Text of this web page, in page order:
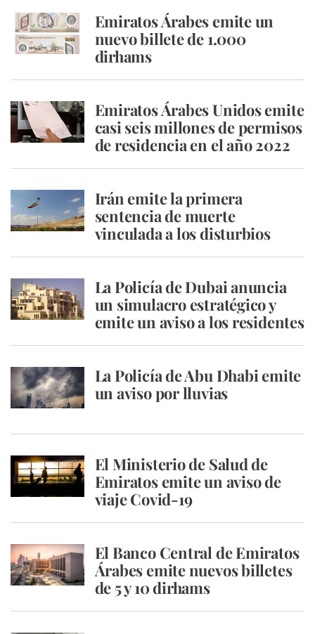
Emiratos Árabes emite un
nuevo billete de 1.000
dirhams
Emiratos Árabes Unidos emite
casi seis millones de permisos
de residencia en el año 2022
Irán emite la primera
sentencia de muerte
vinculada a los disturbios
La Policía de Dubai anuncia
un simulacro estratégico y
emite un aviso a los residentes
La Policía de Abu Dhabi emite
un aviso por lluvias
El Ministerio de Salud de
Emiratos emite un aviso de
viaje Covid-19
El Banco Central de Emiratos
Árabes emite nuevos billetes
de 5 y 10 dirhams